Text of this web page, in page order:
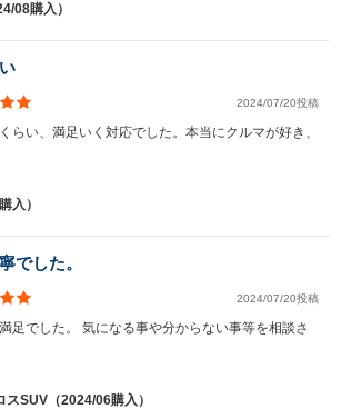
08購入）
2024/07/20投稿
らい、満足いく対応でした。本当にクルマが好き、
入）
でした。
2024/07/20投稿
足でした。 気になる事や分からない事等を相談さ
SUV（2024/06購入）